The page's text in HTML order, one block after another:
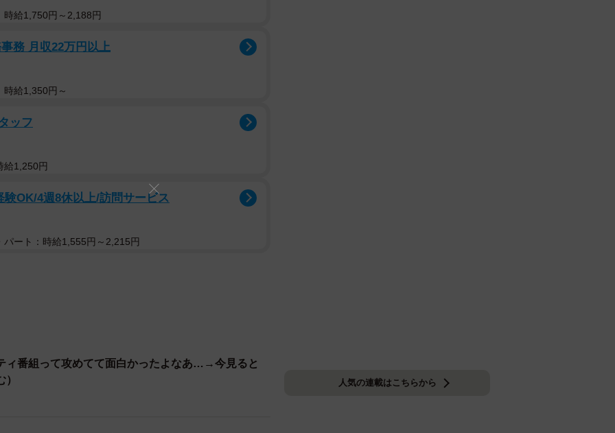
時給1,750円～2,188円
務 月収22万円以上
時給1,350円～
ッフ
給1,250円
OK/4週8休以上/訪問サービス
パート：時給1,555円～2,215円
ィ番組って攻めてて面白かったよなあ…→今見ると
人気の連載はこちらから